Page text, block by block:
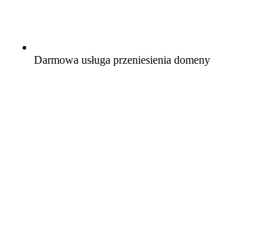
Darmowa usługa przeniesienia domeny